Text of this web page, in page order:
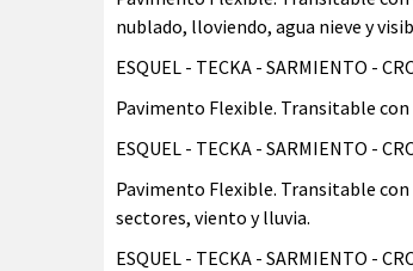
nublado, lloviendo, agua nieve y
ESQUEL - TECKA - SARMIENTO -
Pavimento Flexible. Transitable
ESQUEL - TECKA - SARMIENTO -
Pavimento Flexible. Transitable
sectores, viento y lluvia.
ESQUEL - TECKA - SARMIENTO -